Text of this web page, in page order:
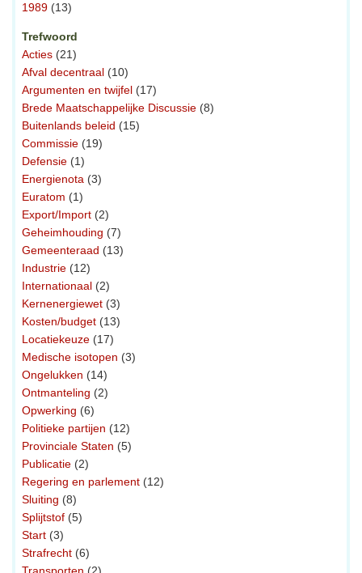
1989 (13)
Trefwoord
Acties (21)
Afval decentraal (10)
Argumenten en twijfel (17)
Brede Maatschappelijke Discussie (8)
Buitenlands beleid (15)
Commissie (19)
Defensie (1)
Energienota (3)
Euratom (1)
Export/Import (2)
Geheimhouding (7)
Gemeenteraad (13)
Industrie (12)
Internationaal (2)
Kernenergiewet (3)
Kosten/budget (13)
Locatiekeuze (17)
Medische isotopen (3)
Ongelukken (14)
Ontmanteling (2)
Opwerking (6)
Politieke partijen (12)
Provinciale Staten (5)
Publicatie (2)
Regering en parlement (12)
Sluiting (8)
Splijtstof (5)
Start (3)
Strafrecht (6)